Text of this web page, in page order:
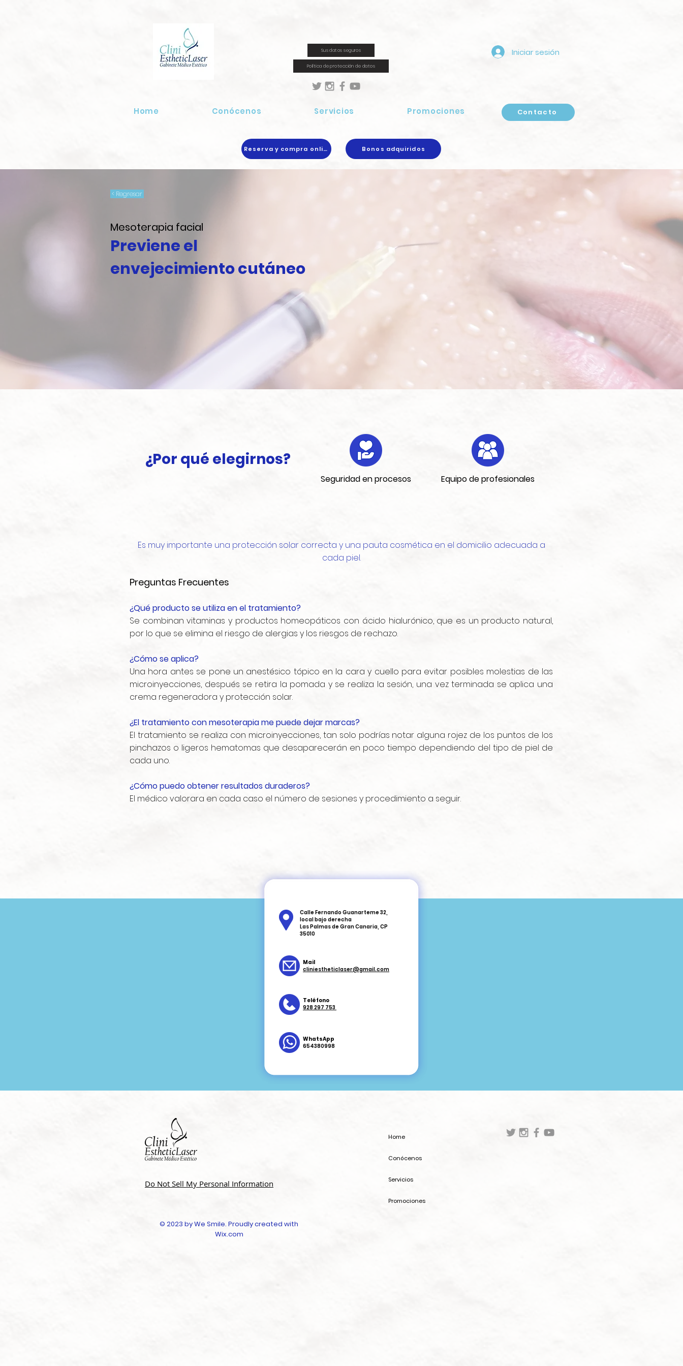
Sus datos seguros
Política de protección de datos
Iniciar sesión
Home Conócenos Servicios Promociones Contacto
Reserva y compra online Bonos adquiridos
< Regresar
Mesoterapia facial
Previene el
envejecimiento cutáneo
¿Por qué elegirnos?
Seguridad en procesos Equipo de profesionales
Es muy importante una protección solar correcta y una pauta cosmética en el domicilio adecuada a
cada piel.
Preguntas Frecuentes
¿Qué producto se utiliza en el tratamiento?
Se combinan vitaminas y productos homeopáticos con ácido hialurónico, que es un producto natural,
por lo que se elimina el riesgo de alergias y los riesgos de rechazo.
¿Cómo se aplica?
Una hora antes se pone un anestésico tópico en la cara y cuello para evitar posibles molestias de las
microinyecciones, después se retira la pomada y se realiza la sesión, una vez terminada se aplica una
crema regeneradora y protección solar.
¿El tratamiento con mesoterapia me puede dejar marcas?
El tratamiento se realiza con microinyecciones, tan solo podrías notar alguna rojez de los puntos de los
pinchazos o ligeros hematomas que desaparecerán en poco tiempo dependiendo del tipo de piel de
cada uno.
¿Cómo puedo obtener resultados duraderos?
El médico valorara en cada caso el número de sesiones y procedimiento a seguir.
WhatsApp
654380998
Teléfono
928 297 753
Mail
cliniestheticlaser@gmail.com
Calle Fernando Guanarteme 32,
local bajo derecha
Las Palmas de Gran Canaria, CP
35010
Do Not Sell My Personal Information
Home
Conócenos
Servicios
Promociones
© 2023 by We Smile. Proudly created with
Wix.com